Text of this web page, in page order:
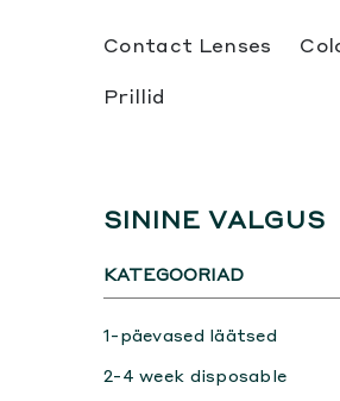
Contact Lenses
Prillid
SININE VALGUS
KATEGOORIAD
1-päevased läätsed
2-4 week disposable